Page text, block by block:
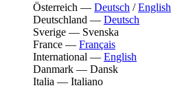
Österreich — Deutsch /English
Deutschland — Deutsch
Sverige — Svenska
France — Français
International — English
Danmark — Dansk
Italia — Italiano